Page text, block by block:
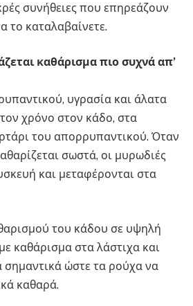
συνήθειες που επηρεάζουν
το καταλαβαίνετε.
καθάρισμα πιο συχνά απ’
υγρασία και άλατα
χρόνο στον κάδο, στα
του απορρυπαντικού. Όταν
σωστά, οι μυρωδιές
και μεταφέρονται στα
του κάδου σε υψηλή
καθάρισμα στα λάστιχα και
σημαντικά ώστε τα ρούχα να
καθαρά.